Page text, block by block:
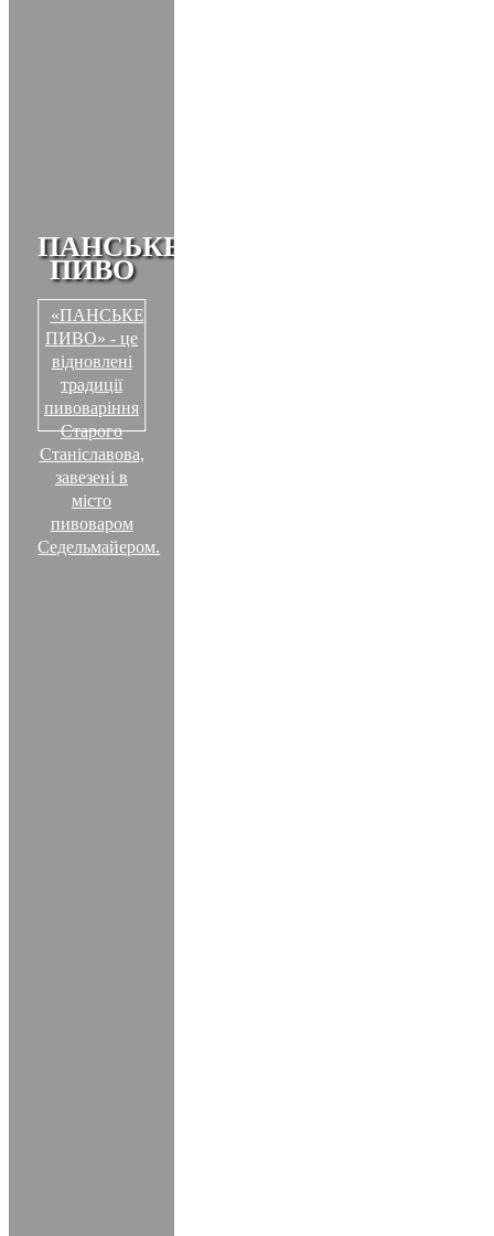
ПАНСЬКЕ
ПИВО
«ПАНСЬКЕ
ПИВО» - це
відновлені
традиції
пивоваріння
Старого
Станіславова,
завезені в
місто
пивоваром
Седельмайером.